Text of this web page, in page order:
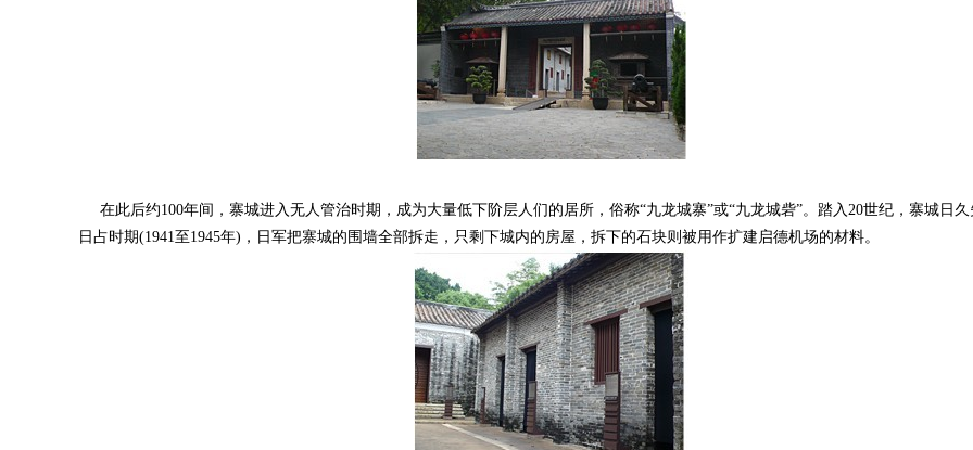
在此后约100年间，寨城进入无人管治时期，成为大量低下阶层人们的居所，俗称“九龙城寨”或“九龙城砦”。踏入20世纪，寨城日久
日占时期(1941至1945年)，日军把寨城的围墙全部拆走，只剩下城内的房屋，拆下的石块则被用作扩建启德机场的材料。